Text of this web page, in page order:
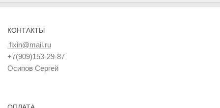
КОНТАКТЫ
fixin@mail.ru
+7(909)153-29-87
Осипов Сергей